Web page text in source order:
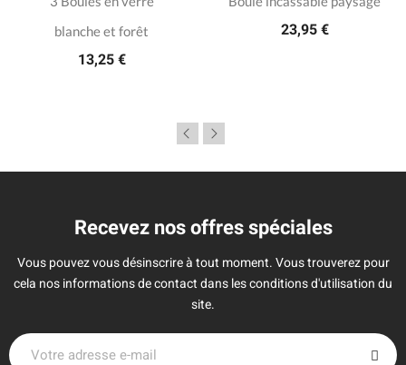
blanche et forêt
13,25 €
23,95 €
Recevez nos offres spéciales
Vous pouvez vous désinscrire à tout moment. Vous trouverez pour
cela nos informations de contact dans les conditions d'utilisation du
site.